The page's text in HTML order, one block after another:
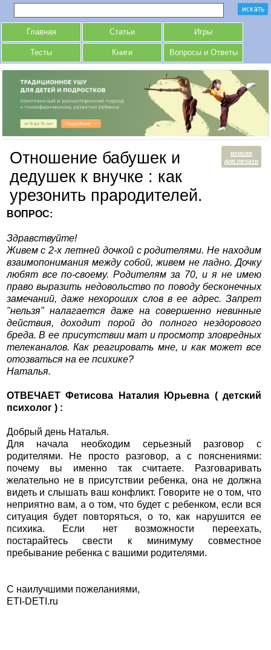
Главная Статьи Игры
Тесты Книги Вопросы и Ответы
версия
для печати
Отношение бабушек и
дедушек к внучке : как
урезонить прародителей.
ВОПРОС:
Здравствуйте!
Живем с 2-х летней дочкой с родителями. Не находим
взаимопонимания между собой, живем не ладно. Дочку
любят все по-своему. Родителям за 70, и я не имею
право выразить недовольство по поводу бесконечных
замечаний, даже нехороших слов в ее адрес. Запрет
"нельзя" налагается даже на совершенно невинные
действия, доходит порой до полного нездорового
бреда. В ее присутствии мат и просмотр зловредных
телеканалов. Как реагировать мне, и как может все
отозваться на ее психике?
Наталья.
ОТВЕЧАЕТ Фетисова Наталия Юрьевна ( детский
психолог ) :
Добрый день Наталья.
Для начала необходим серьезный разговор с
родителями. Не просто разговор, а с пояснениями:
почему вы именно так считаете. Разговаривать
желательно не в присутствии ребенка, она не должна
видеть и слышать ваш конфликт. Говорите не о том, что
неприятно вам, а о том, что будет с ребенком, если вся
ситуация будет повторяться, о то, как нарушится ее
психика. Если нет возможности переехать,
постарайтесь свести к минимуму совместное
пребывание ребенка с вашими родителями.
С наилучшими пожеланиями,
ETI-DETI.ru